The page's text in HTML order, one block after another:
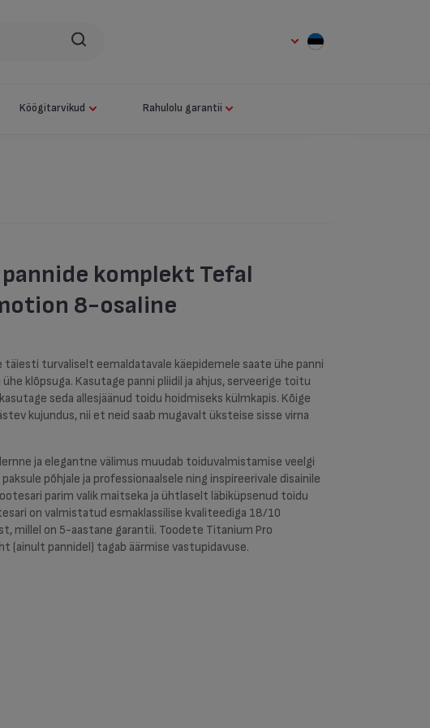
Köögitarvikud Rahulolu garantii
komplekt Tefal
8-osaline
täiesti turvaliselt eemaldatavale käepidemele saate ühe panni
klõpsuga. Kasutage panni pliidil ja ahjus, serveerige toitu
seda allesjäänud toidu hoidmiseks külmkapis. Kõige
kujundus, nii et neid saab mugavalt üksteise sisse virna
ja elegantne välimus muudab toiduvalmistamise veelgi
põhjale ja professionaalsele ning inspireerivale disainile
parim valik maitseka ja ühtlaselt läbiküpsenud toidu
on valmistatud esmaklassilise kvaliteediga 18/10
millel on 5-aastane garantii. Toodete Titanium Pro
(ainult pannidel) tagab äärmise vastupidavuse.